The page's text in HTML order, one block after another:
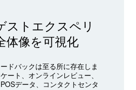
ストエクスペリ
体像を可視化
ドバックは至る所に存在しま
ート、オンラインレビュー、
データ、コンタクトセンタ